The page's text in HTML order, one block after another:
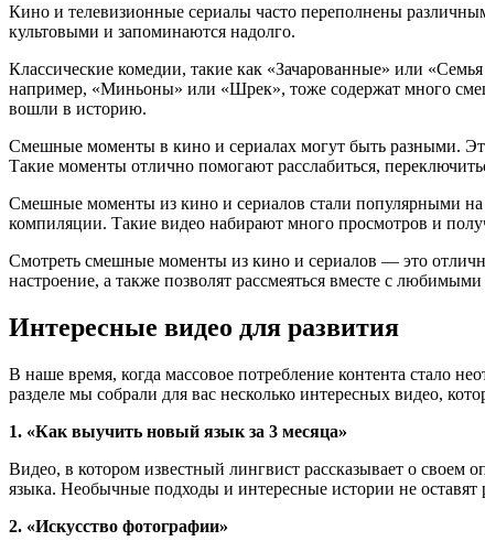
Кино и телевизионные сериалы часто переполнены
культовыми и запоминаются надолго.
Классические комедии, такие как «Зачарованные» или
например, «Миньоны» или «Шрек», тоже содержат много
вошли в историю.
Смешные моменты в кино и сериалах могут быть разными.
Такие моменты отлично помогают расслабиться,
Смешные моменты из кино и сериалов стали популярными на
компиляции. Такие видео набирают много просмотров и
Смотреть смешные моменты из кино и сериалов — это
настроение, а также позволят рассмеяться вместе с
Интересные видео для развития
В наше время, когда массовое потребление контента стало
разделе мы собрали для вас несколько интересных видео,
1. «Как выучить новый язык за 3 месяца»
Видео, в котором известный лингвист рассказывает о своем
языка. Необычные подходы и интересные истории не
2. «Искусство фотографии»